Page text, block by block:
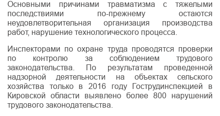
Основными причинами травматизма с тяжелыми
последствиями по-прежнему остаются
неудовлетворительная организация производства
работ, нарушение технологического процесса.
Инспекторами по охране труда проводятся проверки
по контролю за соблюдением трудового
законодательства. По результатам проведенной
надзорной деятельности на объектах сельского
хозяйства только в 2016 году Гострудинспекцией в
Кировской области выявлено более 800 нарушений
трудового законодательства.